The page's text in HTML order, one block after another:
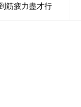
筋疲力盡才行